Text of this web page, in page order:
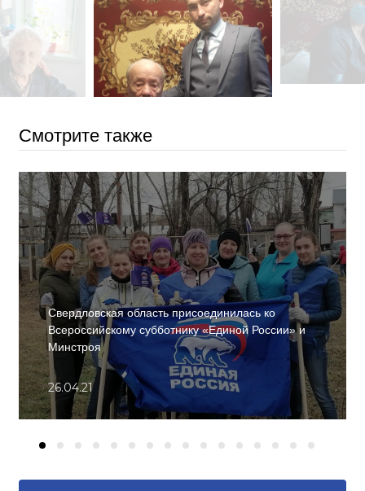
Смотрите также
Свердловская область присоединилась ко
Всероссийскому субботнику «Единой России» и
Минстроя
26.04.21